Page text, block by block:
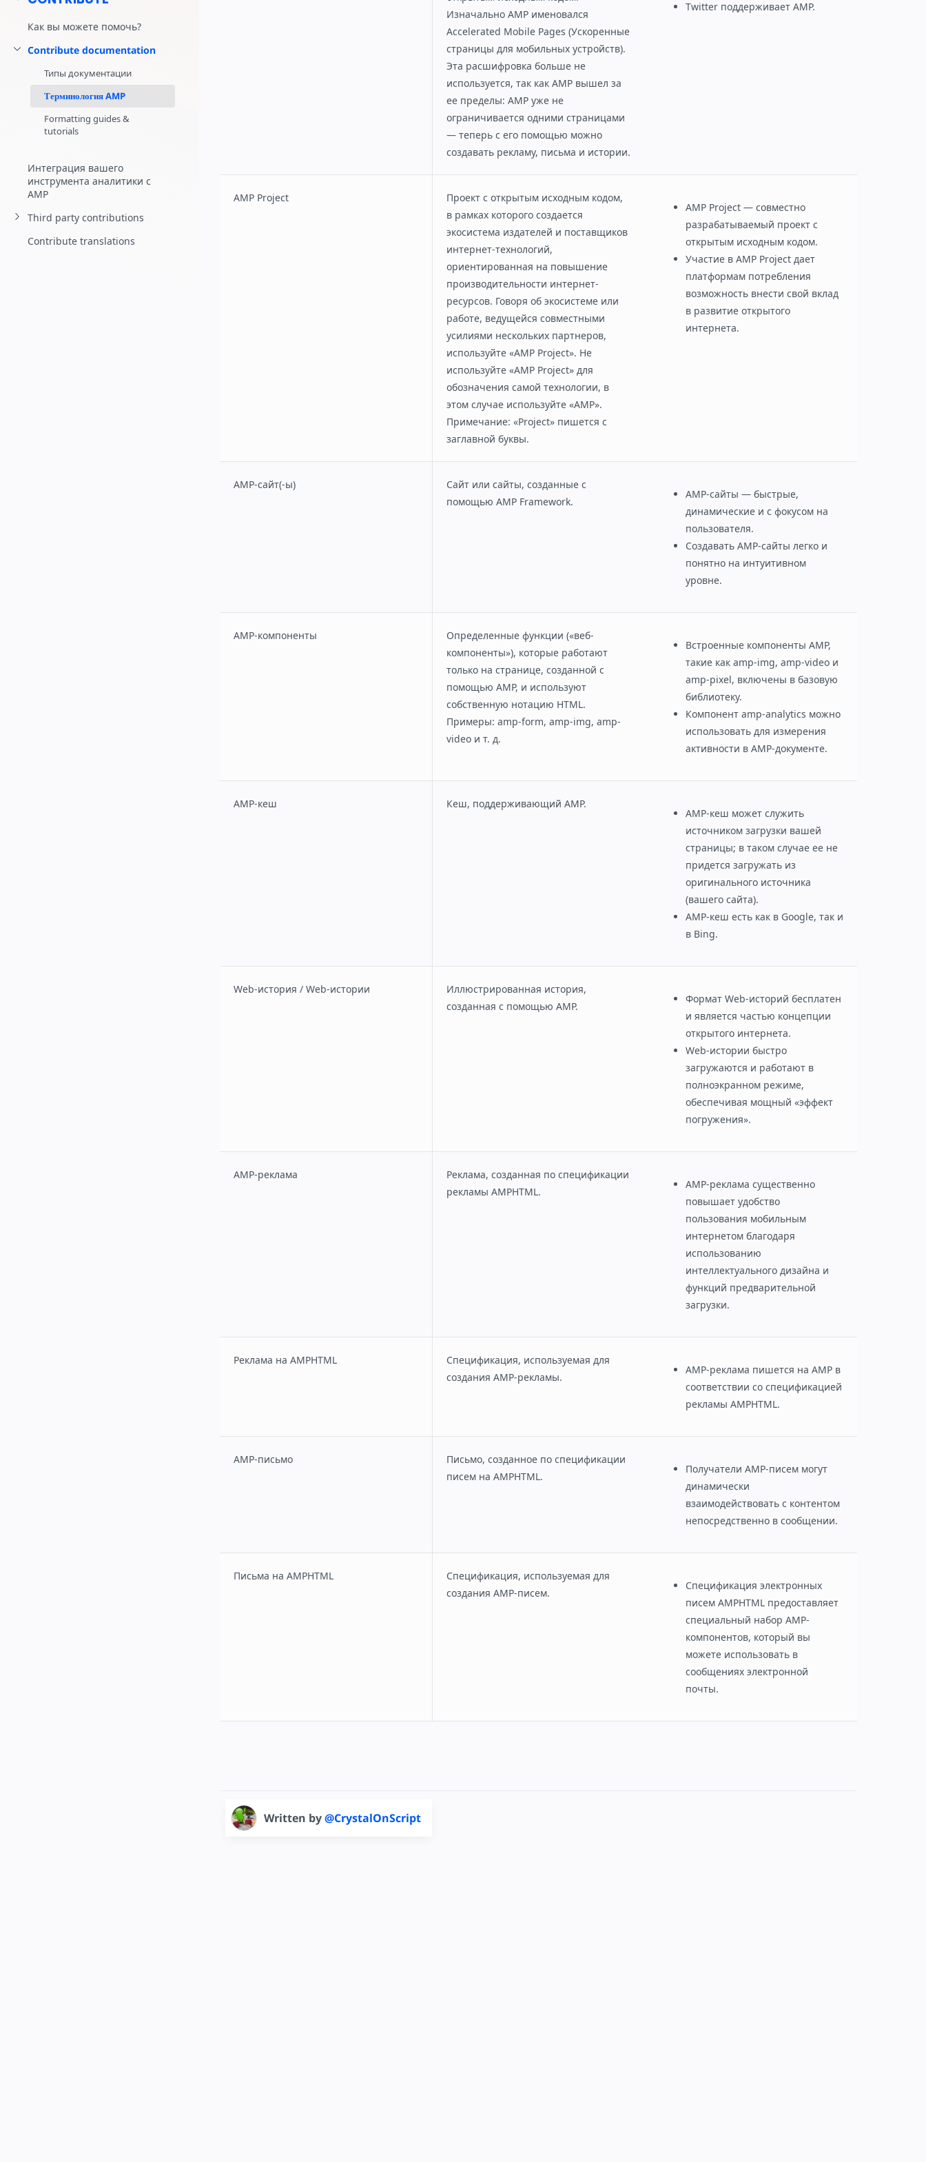
Как вы можете помочь?
Contribute documentation
Типы документации
Терминология AMP
Formatting guides &
tutorials
Интеграция вашего
инструмента аналитики с
AMP
Third party contributions
Contribute translations
Изначально AMP именовался
Accelerated Mobile Pages (Ускоренные
страницы для мобильных устройств).
Эта расшифровка больше не
используется, так как AMP вышел за
ее пределы: AMP уже не
ограничивается одними страницами
— теперь с его помощью можно
создавать рекламу, письма и истории.
Twitter поддерживает AMP.
AMP Project
Проект с открытым исходным кодом,
в рамках которого создается
экосистема издателей и поставщиков
интернет-технологий,
ориентированная на повышение
производительности интернет-
ресурсов. Говоря об экосистеме или
работе, ведущейся совместными
усилиями нескольких партнеров,
используйте «AMP Project». Не
используйте «AMP Project» для
обозначения самой технологии, в
этом случае используйте «AMP».
Примечание: «Project» пишется с
заглавной буквы.
AMP Project — совместно
разрабатываемый проект с
открытым исходным кодом.
Участие в AMP Project дает
платформам потребления
возможность внести свой вклад
в развитие открытого
интернета.
AMP-сайт(-ы)
Сайт или сайты, созданные с
помощью AMP Framework.
AMP-сайты — быстрые,
динамические и с фокусом на
пользователя.
Создавать AMP-сайты легко и
понятно на интуитивном
уровне.
AMP-компоненты
Определенные функции («веб-
компоненты»), которые работают
только на странице, созданной с
помощью AMP, и используют
собственную нотацию HTML.
Примеры: amp-form, amp-img, amp-
video и т. д.
Встроенные компоненты AMP,
такие как amp-img, amp-video и
amp-pixel, включены в базовую
библиотеку.
Компонент amp-analytics можно
использовать для измерения
активности в AMP-документе.
AMP-кеш Кеш, поддерживающий AMP.
AMP-кеш может служить
источником загрузки вашей
страницы; в таком случае ее не
придется загружать из
оригинального источника
(вашего сайта).
AMP-кеш есть как в Google, так и
в Bing.
Web-история / Web-истории
Иллюстрированная история,
созданная с помощью AMP.
Формат Web-историй бесплатен
и является частью концепции
открытого интернета.
Web-истории быстро
загружаются и работают в
полноэкранном режиме,
обеспечивая мощный «эффект
погружения».
AMP-реклама
Реклама, созданная по спецификации
рекламы AMPHTML.
AMP-реклама существенно
повышает удобство
пользования мобильным
интернетом благодаря
использованию
интеллектуального дизайна и
функций предварительной
загрузки.
Реклама на AMPHTML
Спецификация, используемая для
создания AMP-рекламы.
AMP-реклама пишется на AMP в
соответствии со спецификацией
рекламы AMPHTML.
AMP-письмо
Письмо, созданное по спецификации
писем на AMPHTML.
Получатели AMP-писем могут
динамически
взаимодействовать с контентом
непосредственно в сообщении.
Письма на AMPHTML
Спецификация, используемая для
создания AMP-писем.
Спецификация электронных
писем AMPHTML предоставляет
специальный набор AMP-
компонентов, который вы
можете использовать в
сообщениях электронной
почты.
Written by@CrystalOnScript